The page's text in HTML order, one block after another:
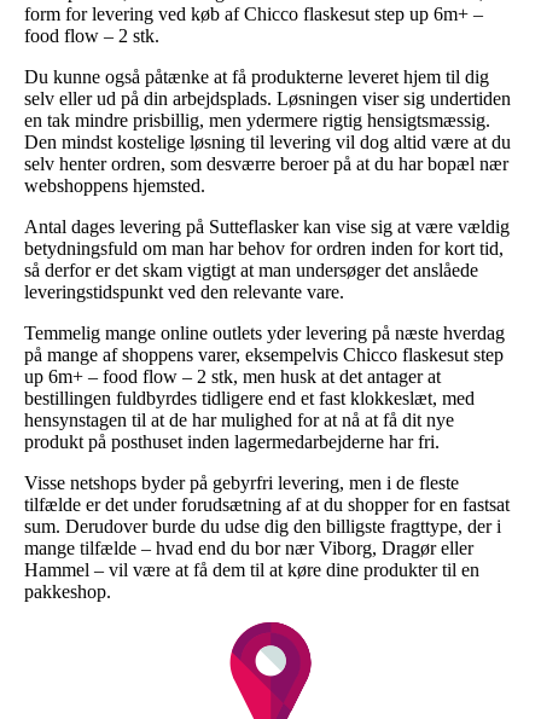
form for levering ved køb af Chicco flaskesut step up 6m+ –
food flow – 2 stk.
Du kunne også påtænke at få produkterne leveret hjem til dig
selv eller ud på din arbejdsplads. Løsningen viser sig undertiden
en tak mindre prisbillig, men ydermere rigtig hensigtsmæssig.
Den mindst kostelige løsning til levering vil dog altid være at du
selv henter ordren, som desværre beroer på at du har bopæl nær
webshoppens hjemsted.
Antal dages levering på Sutteflasker kan vise sig at være vældig
betydningsfuld om man har behov for ordren inden for kort tid,
så derfor er det skam vigtigt at man undersøger det anslåede
leveringstidspunkt ved den relevante vare.
Temmelig mange online outlets yder levering på næste hverdag
på mange af shoppens varer, eksempelvis Chicco flaskesut step
up 6m+ – food flow – 2 stk, men husk at det antager at
bestillingen fuldbyrdes tidligere end et fast klokkeslæt, med
hensynstagen til at de har mulighed for at nå at få dit nye
produkt på posthuset inden lagermedarbejderne har fri.
Visse netshops byder på gebyrfri levering, men i de fleste
tilfælde er det under forudsætning af at du shopper for en fastsat
sum. Derudover burde du udse dig den billigste fragttype, der i
mange tilfælde – hvad end du bor nær Viborg, Dragør eller
Hammel – vil være at få dem til at køre dine produkter til en
pakkeshop.